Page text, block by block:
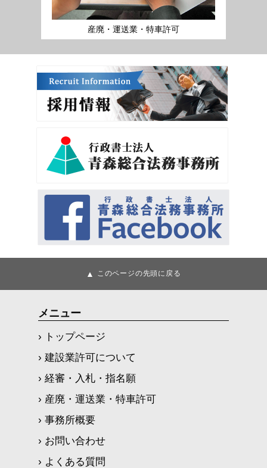
産廃・運送業・特車許可
▲ このページの先頭に戻る
メニュー
› トップページ
› 建設業許可について
› 経審・入札・指名願
› 産廃・運送業・特車許可
› 事務所概要
› お問い合わせ
› よくある質問